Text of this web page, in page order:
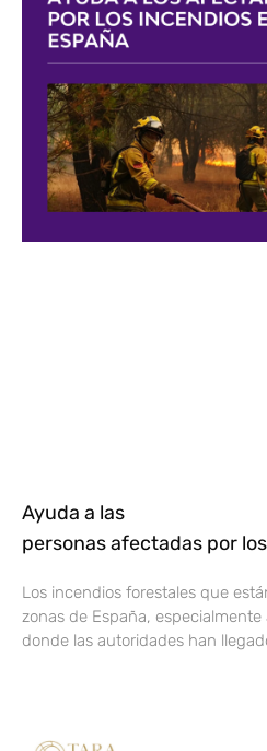
Ayuda a las
personas afectadas por
Los incendios forestales que
zonas de España,
donde las autoridades han